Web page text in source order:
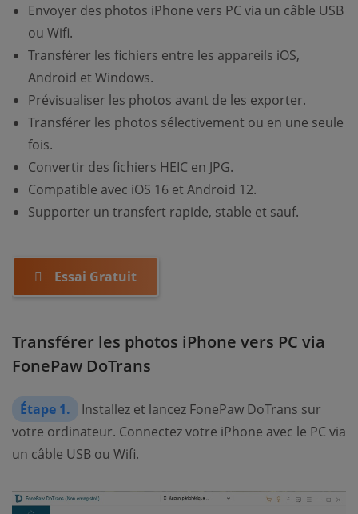
Envoyer des photos iPhone vers PC via un câble USB
ou Wifi.
Transférer les fichiers entre les appareils iOS,
Android et Windows.
Prévisualiser les photos avant de les exporter.
Transférer les photos sélectivement ou en une seule
fois.
Convertir des fichiers HEIC en JPG.
Compatible avec iOS 16 et Android 12.
Supporter un transfert rapide, stable et sauf.
Essai Gratuit
Transférer les photos iPhone vers PC via
FonePaw DoTrans
Étape 1.
Installez et lancez FonePaw DoTrans sur
votre ordinateur. Connectez votre iPhone avec le PC via
un câble USB ou Wifi.